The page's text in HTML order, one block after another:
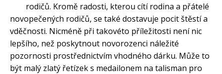
rodičů. Kromě radosti, kterou cítí rodina a přátelé
novopečených rodičů, se také dostavuje pocit štěstí a
vděčnosti. Nicméně při takovéto příležitosti není nic
lepšího, než poskytnout novorozenci náležité
pozornosti prostřednictvím vhodného dárku. Může to
být malý zlatý řetízek s medailonem na talisman pro